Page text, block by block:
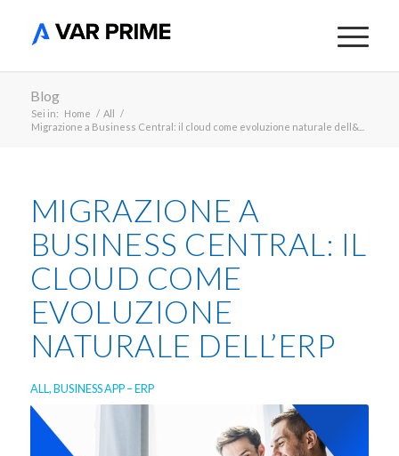
Blog
Sei in: Home / All /
Migrazione a Business Central: il cloud come evoluzione naturale dell&...
MIGRAZIONE A
BUSINESS CENTRAL: IL
CLOUD COME
EVOLUZIONE
NATURALE DELL’ERP
ALL,BUSINESS APP – ERP